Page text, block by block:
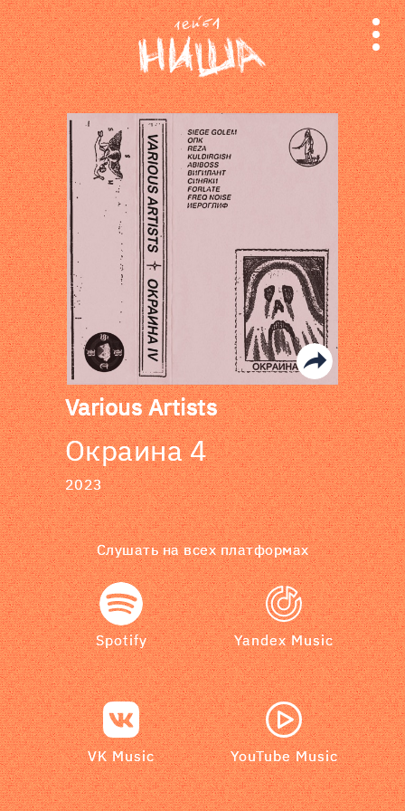
релизы
лейбл
поиск
Various Artists
Окраина 4
2023
Слушать на всех платформах
Spotify Yandex Music
VK Music YouTube Music